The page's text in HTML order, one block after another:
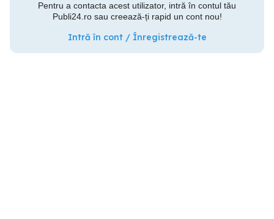
Pentru a contacta acest utilizator, intră în contul tău
Publi24.ro sau creează-ți rapid un cont nou!
Intră în cont / Înregistrează-te